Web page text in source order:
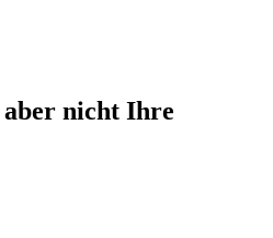
aber nicht Ihre